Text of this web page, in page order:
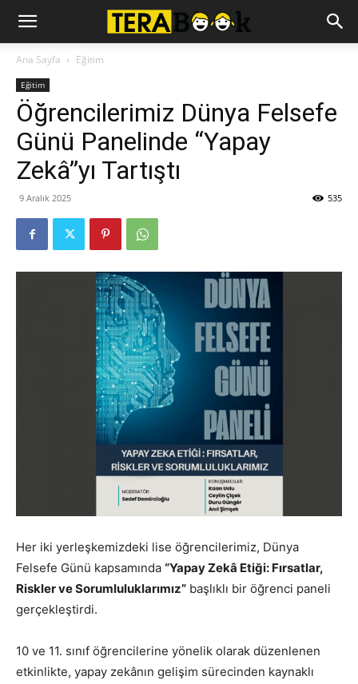
Ana Sayfa Eğitim
Eğitim
Öğrencilerimiz Dünya Felsefe
Günü Panelinde “Yapay
Zekâ”yı Tartıştı
9 Aralık 2025 535
Her iki yerleşkemizdeki lise öğrencilerimiz, Dünya
Felsefe Günü kapsamında “Yapay Zekâ Etiği: Fırsatlar,
Riskler ve Sorumluluklarımız” başlıklı bir öğrenci paneli
gerçekleştirdi.
10 ve 11. sınıf öğrencilerine yönelik olarak düzenlenen
etkinlikte, yapay zekânın gelişim sürecinden kaynaklı